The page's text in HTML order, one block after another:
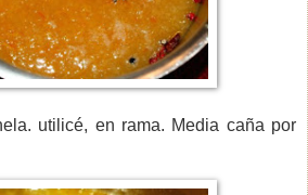
utilicé, en rama. Media caña por